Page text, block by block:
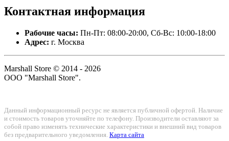
Контактная информация
Рабочие часы: Пн-Пт: 08:00-20:00, Сб-Вс: 10:00-18:00
Адрес: г. Москва
Marshall Store © 2014 - 2026
ООО "Marshall Store".
Данный информационный ресурс не является публичной офертой. Наличие
и стоимость товаров уточняйте по телефону. Производители оставляют за
собой право изменять технические характеристики и внешний вид товаров
без предварительного уведомления. Карта сайта